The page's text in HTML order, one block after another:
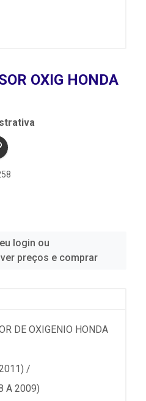
OXIG HONDA
login ou
preços e comprar
DE OXIGENIO HONDA
/
A 2009)